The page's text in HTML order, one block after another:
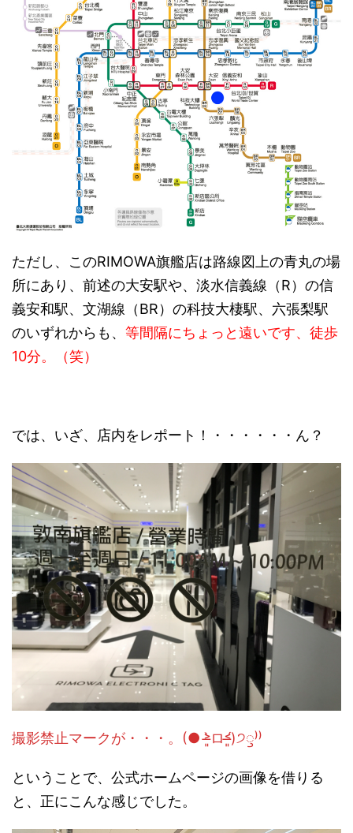
ただし、このRIMOWA旗艦店は路線図上の青丸の場
所にあり、前述の大安駅や、淡水信義線（R）の信
義安和駅、文湖線（BR）の科技大棲駅、六張梨駅
のいずれからも、 等間隔にちょっと遠いです、徒歩
10分。（笑）
では、いざ、店内をレポート！・・・・・・ん？
撮影禁止マークが・・・。(● ˃̶͈̀ロ˂̶͈́)੭ꠥ⁾⁾
ということで、公式ホームページの画像を借りる
と、正にこんな感じでした。